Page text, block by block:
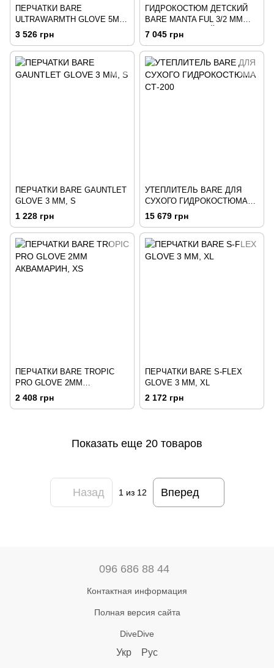
ПЕРЧАТКИ BARE
ULTRAWARMTH GLOVE 5ММ,
XL
3 526 грн
ГИДРОКОСТЮМ ДЕТСКИЙ
BARE MANTA FUL 3/2 MM
ЧЕРНО-ЗЕЛЕНЫЙ
7 045 грн
ПЕРЧАТКИ BARE GAUNTLET
GLOVE 3 ММ, S
1 228 грн
УТЕПЛИТЕЛЬ BARE ДЛЯ
СУХОГО ГИДРОКОСТЮМА
CТ-200
15 679 грн
ПЕРЧАТКИ BARE TROPIC
PRO GLOVE 2ММ
АКВАМАРИН, XS
2 408 грн
ПЕРЧАТКИ BARE S-FLEX
GLOVE 3 ММ, XL
2 172 грн
Показать еще 20 товаров
Назад 1из 12 Вперед
096 686 88 44
Контактная информация
Полная версия сайта
DiveDive
Укр Рус